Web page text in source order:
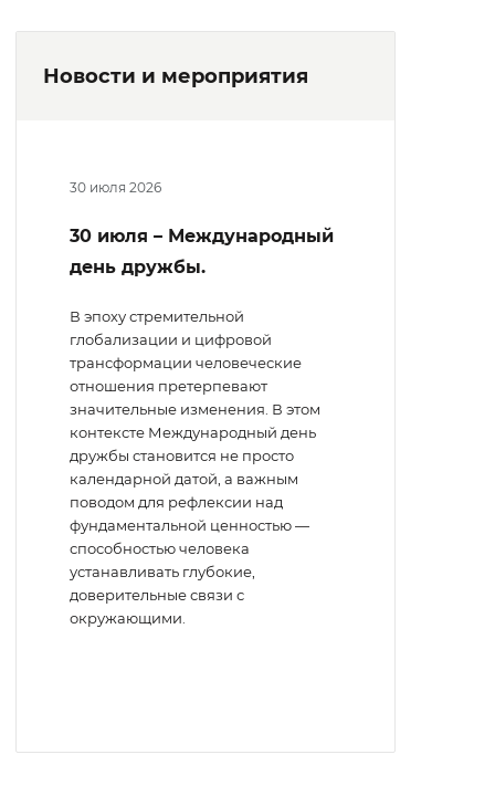
Новости и мероприятия
30 июля 2026
30 июля – Международный
день дружбы.
В эпоху стремительной
глобализации и цифровой
трансформации человеческие
отношения претерпевают
значительные изменения. В этом
контексте Международный день
дружбы становится не просто
календарной датой, а важным
поводом для рефлексии над
фундаментальной ценностью —
способностью человека
устанавливать глубокие,
доверительные связи с
окружающими.